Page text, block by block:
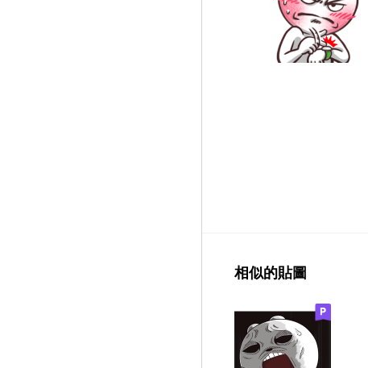
相似的貼圖